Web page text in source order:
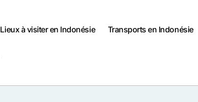
Lieux à visiter en Indonésie Transports en Indonésie